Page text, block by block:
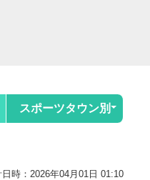
スポーツタウン別
日時：2026年04月01日 01:10